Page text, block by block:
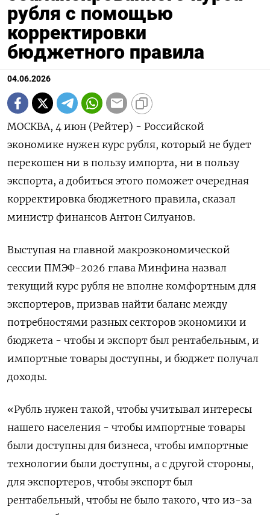
рубля с помощью
корректировки
бюджетного правила
04.06.2026
МОСКВА, 4 июн (Рейтер) - Российской
экономике нужен курс рубля, который не будет
перекошен ни в пользу импорта, ни в пользу
экспорта, а добиться этого поможет очередная
корректировка бюджетного правила, сказал
министр финансов Антон Силуанов.
Выступая на главной макроэкономической
сессии ПМЭФ-2026 глава Минфина назвал
текущий курс ‌рубля не вполне комфортным для
экспортеров, призвав найти баланс между
потребностями разных секторов экономики и
бюджета - чтобы и экспорт был рентабельным, и
импортные товары доступны, и бюджет получал
доходы.
«Рубль нужен такой, чтобы учитывал интересы
нашего населения - чтобы импортные товары ​
были доступны для бизнеса, чтобы импортные
технологии ​были доступны, а с другой ​стороны,
для экспортеров, чтобы ⁠экспорт был
рентабельный, чтобы не было такого, что из-за